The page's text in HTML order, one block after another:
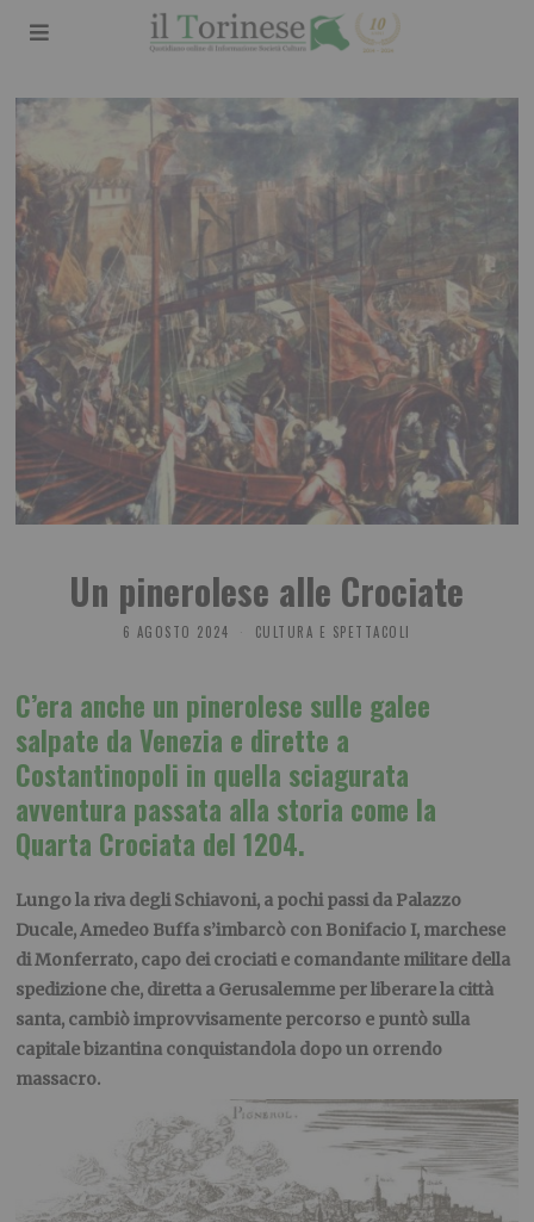
Un pinerolese alle Crociate
6 AGOSTO 2024 CULTURA E SPETTACOLI
C’era anche un pinerolese sulle galee
salpate da Venezia e dirette a
Costantinopoli in quella sciagurata
avventura passata alla storia come la
Quarta Crociata del 1204.
Lungo la riva degli Schiavoni, a pochi passi da Palazzo
Ducale, Amedeo Buffa s’imbarcò con Bonifacio I, marchese
di Monferrato, capo dei crociati e comandante militare della
spedizione che, diretta a Gerusalemme per liberare la città
santa, cambiò improvvisamente percorso e puntò sulla
capitale bizantina conquistandola dopo un orrendo
massacro.